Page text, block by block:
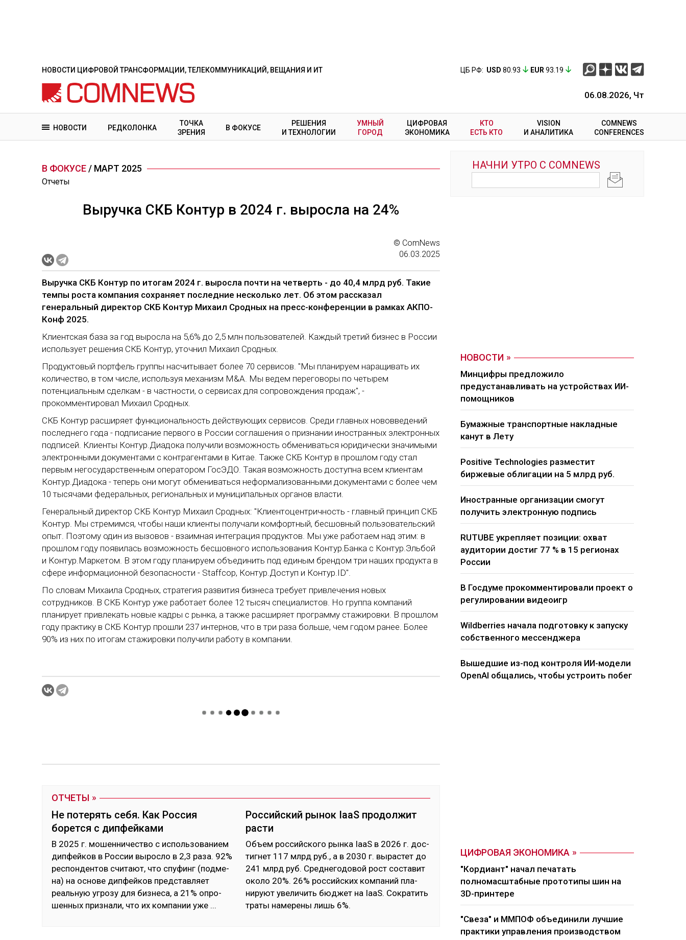
НОВОСТИ ЦИФРОВОЙ ТРАНСФОРМАЦИИ, ТЕЛЕКОММУНИКАЦИЙ, ВЕЩАНИЯ И ИТ ЦБ РФ: USD 80.93 EUR 93.19
06.08.2026, Чт
НОВОСТИ РЕДКОЛОНКА
ТОЧКА
ЗРЕНИЯ
В ФОКУСЕ
РЕШЕНИЯ
И ТЕХНОЛОГИИ
УМНЫЙ
ГОРОД
ЦИФРОВАЯ
ЭКОНОМИКА
КТО
ЕСТЬ КТО
VISION
И АНАЛИТИКА
COMNEWS
CONFERENCES
В ФОКУСЕ / МАРТ 2025
Отчеты
Выручка СКБ Контур в 2024 г. выросла на 24%
© ComNews
06.03.2025
Выручка СКБ Контур по итогам 2024 г. выросла почти на четверть - до 40,4 млрд руб. Такие
темпы роста компания сохраняет последние несколько лет. Об этом рассказал
генеральный директор СКБ Контур Михаил Сродных на пресс-конференции в рамках АКПО-
Конф 2025.
Клиентская база за год выросла на 5,6% до 2,5 млн пользователей. Каждый третий бизнес в России
использует решения СКБ Контур, уточнил Михаил Сродных.
Продуктовый портфель группы насчитывает более 70 сервисов. "Мы планируем наращивать их
количество, в том числе, используя механизм M&A. Мы ведем переговоры по четырем
потенциальным сделкам - в частности, о сервисах для сопровождения продаж", -
прокомментировал Михаил Сродных.
СКБ Контур расширяет функциональность действующих сервисов. Среди главных нововведений
последнего года - подписание первого в России соглашения о признании иностранных электронных
подписей. Клиенты Контур.Диадока получили возможность обмениваться юридически значимыми
электронными документами с контрагентами в Китае. Также СКБ Контур в прошлом году стал
первым негосударственным оператором ГосЭДО. Такая возможность доступна всем клиентам
Контур.Диадока - теперь они могут обмениваться неформализованными документами с более чем
10 тысячами федеральных, региональных и муниципальных органов власти.
Генеральный директор СКБ Контур Михаил Сродных: "Клиентоцентричность - главный принцип СКБ
Контур. Мы стремимся, чтобы наши клиенты получали комфортный, бесшовный пользовательский
опыт. Поэтому один из вызовов - взаимная интеграция продуктов. Мы уже работаем над этим: в
прошлом году появилась возможность бесшовного использования Контур.Банка с Контур.Эльбой
и Контур.Маркетом. В этом году планируем объединить под единым брендом три наших продукта в
сфере информационной безопасности - Staffcop, Контур.Доступ и Контур.ID".
По словам Михаила Сродных, стратегия развития бизнеса требует привлечения новых
сотрудников. В СКБ Контур уже работает более 12 тысяч специалистов. Но группа компаний
планирует привлекать новые кадры с рынка, а также расширяет программу стажировки. В прошлом
году практику в СКБ Контур прошли 237 интернов, что в три раза больше, чем годом ранее. Более
90% из них по итогам стажировки получили работу в компании.
ОТЧЕТЫ
Не потерять себя. Как Россия
борется с дипфейками
В 2025 г. мо­шен­ни­чес­тво с ис­поль­зо­ванием
дип­фей­ков в Рос­сии вы­рос­ло в 2,3 ра­за. 92%
рес­пон­ден­тов счи­тают, что спу­финг (под­ме­
на) на ос­но­ве дип­фей­ков пред­став­ляет
реаль­ную уг­ро­зу для биз­не­са, а 21% оп­ро­
шен­ных приз­на­ли, что их ком­па­нии уже ...
Российский рынок IaaS продолжит
расти
Объ­ем рос­сий­ско­го рын­ка IaaS в 2026 г. дос­
тиг­нет 117 млрд руб., а в 2030 г. вы­рас­тет до
241 млрд руб. Сред­не­годо­вой рост сос­та­вит
око­ло 20%. 26% рос­сий­ских ком­па­ний пла­
нируют уве­личить бюд­жет на IaaS. Сок­ра­тить
тра­ты на­мере­ны лишь 6%.
НОВОСТИ
Минцифры предложило
предустанавливать на устройствах ИИ-
помощников
Бумажные транспортные накладные
канут в Лету
Positive Technologies разместит
биржевые облигации на 5 млрд руб.
Иностранные организации смогут
получить электронную подпись
RUTUBE укрепляет позиции: охват
аудитории достиг 77 % в 15 регионах
России
В Госдуме прокомментировали проект о
регулировании видеоигр
Wildberries начала подготовку к запуску
собственного мессенджера
Вышедшие из-под контроля ИИ-модели
OpenAI общались, чтобы устроить побег
ЦИФРОВАЯ ЭКОНОМИКА
"Кордиант" начал печатать
полномасштабные прототипы шин на
3D-принтере
"Свеза" и ММПОФ объединили лучшие
практики управления производством